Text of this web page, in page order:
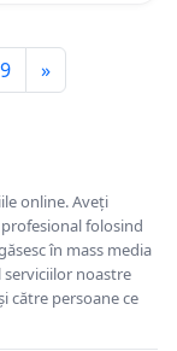
9 »
online. Aveți
folosind
în mass media
noastre
către persoane ce